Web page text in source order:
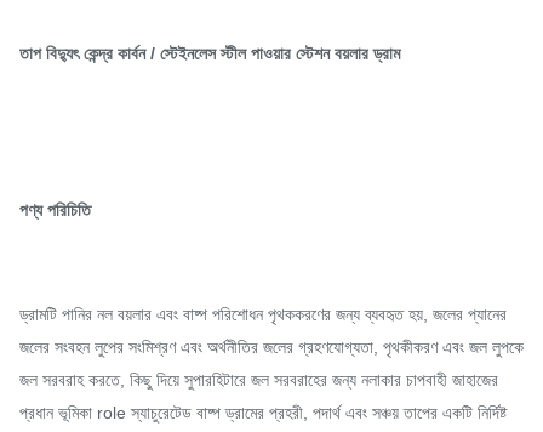
তাপ বিদ্যুৎ কেন্দ্র কার্বন / স্টেইনলেস স্টীল পাওয়ার স্টেশন বয়লার ড্রাম
পণ্য পরিচিতি
ড্রামটি পানির নল বয়লার এবং বাষ্প পরিশোধন পৃথককরণের জন্য ব্যবহৃত হয়, জলের প্যানের
জলের সংবহন লুপের সংমিশ্রণ এবং অর্থনীতির জলের গ্রহণযোগ্যতা, পৃথকীকরণ এবং জল লুপকে
জল সরবরাহ করতে, কিছু দিয়ে সুপারহিটারে জল সরবরাহের জন্য নলাকার চাপবাহী জাহাজের
প্রধান ভূমিকা role স্যাচুরেটেড বাষ্প ড্রামের প্রহরী, পদার্থ এবং সঞ্চয় তাপের একটি নির্দিষ্ট